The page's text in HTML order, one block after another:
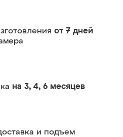
от 7 дней
на 3, 4, 6 месяцев
и подъем